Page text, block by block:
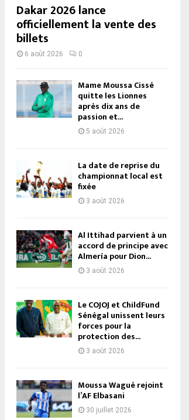
Dakar 2026 lance
officiellement la vente des
billets
6 août 2026 0
Mame Moussa Cissé
quitte les Lionnes
après dix ans de
passion et...
5 août 2026
La date de reprise du
championnat local est
fixée
3 août 2026
Al Ittihad parvient à un
accord de principe avec
Almería pour Dion...
3 août 2026
Le COJOJ et ChildFund
Sénégal unissent leurs
forces pour la
protection des...
3 août 2026
Moussa Wagué rejoint
l’AF Elbasani
30 juillet 2026